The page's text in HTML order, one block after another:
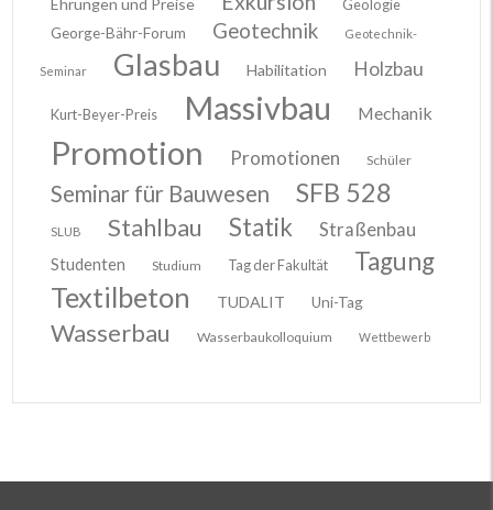
Geologie
George-Bähr-Forum
Geotechnik Geotechnik-
Seminar Glasbau Habilitation Holzbau
Kurt-Beyer-Preis Massivbau Mechanik
Promotion Promotionen Schüler
Seminar für Bauwesen SFB 528
SLUB Stahlbau Statik Straßenbau
Studenten Studium Tag der Fakultät Tagung
Textilbeton TUDALIT Uni-Tag
Wasserbau Wasserbaukolloquium Wettbewerb